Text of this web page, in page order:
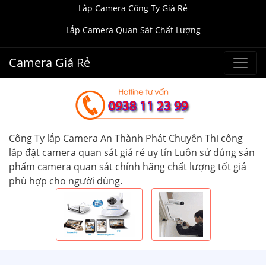
Lắp Camera Công Ty Giá Rẻ
Lắp Camera Quan Sát Chất Lượng
Camera Giá Rẻ
Công Ty lắp Camera An Thành Phát Chuyên Thi công
lắp đặt camera quan sát giá rẻ uy tín Luôn sử dủng sản
phẩm camera quan sát chính hãng chất lượng tốt giá
phù hợp cho người dùng.